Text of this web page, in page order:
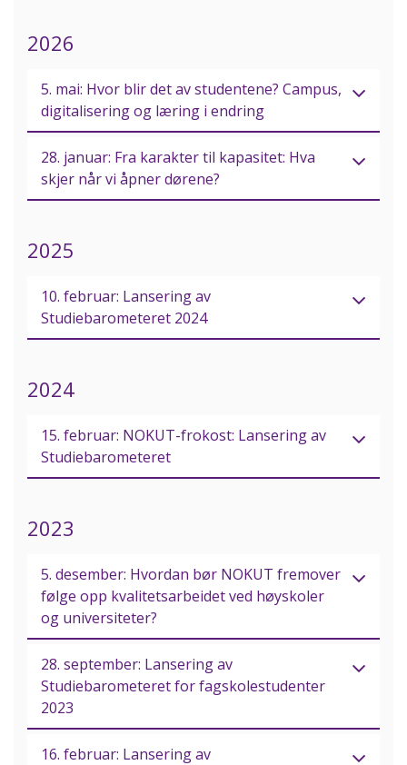
2026
5. mai: Hvor blir det av studentene? Campus,
digitalisering og læring i endring
28. januar: Fra karakter til kapasitet: Hva
skjer når vi åpner dørene?
2025
10. februar: Lansering av
Studiebarometeret 2024
2024
15. februar: NOKUT-frokost: Lansering av
Studiebarometeret
2023
5. desember: Hvordan bør NOKUT fremover
følge opp kvalitetsarbeidet ved høyskoler
og universiteter?
28. september: Lansering av
Studiebarometeret for fagskolestudenter
2023
16. februar: Lansering av